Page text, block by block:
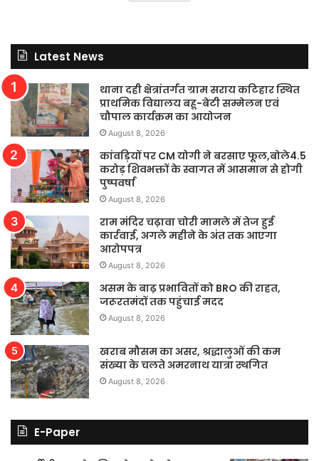
Latest News
थाना दही क्षेत्रांतर्गत ग्राम सराय कटिहार स्थित
प्राथमिक विद्यालय बहू-बेटी सम्मेलन एवं
चौपाल कार्यक्रम का आयोजन
August 8, 2026
कांवड़ियों पर CM योगी ने बरसाए फूल,बोले4.5
करोड़ शिवभक्तों के स्वागत में आसमान से होगी
पुष्पवर्षा
August 8, 2026
राम मंदिर चढ़ावा चोरी मामले में तेज हुई
कार्रवाई, अगले महीने के अंत तक आएगा
आरोपपत्र
August 8, 2026
असम के बाढ़ प्रभावितों को BRO की राहत,
जरूरतमंदों तक पहुंचाई मदद
August 8, 2026
खराब मौसम का असर, श्रद्धालुओं की कम
संख्या के चलते अमरनाथ यात्रा स्थगित
August 8, 2026
E-Paper